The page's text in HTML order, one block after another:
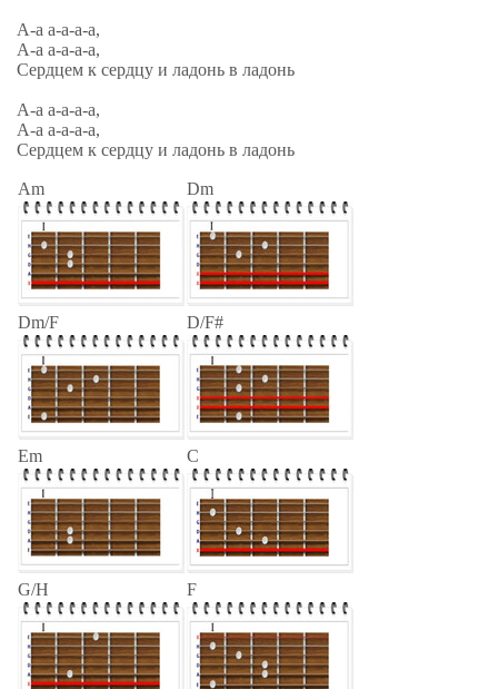
А-а а-а-а-а,
А-а а-а-а-а,
Сердцем к сердцу и ладонь в ладонь
А-а а-а-а-а,
А-а а-а-а-а,
Сердцем к сердцу и ладонь в ладонь
Am Dm
Dm/F D/F#
Em C
G/H F